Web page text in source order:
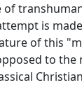
of
is
of this
to the